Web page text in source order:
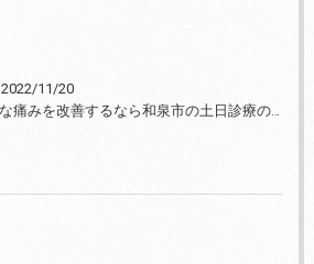
2022/11/20
急な痛みを改善するなら和泉市の土日診療の笑福整骨院【2022年11月20日の予約状況】